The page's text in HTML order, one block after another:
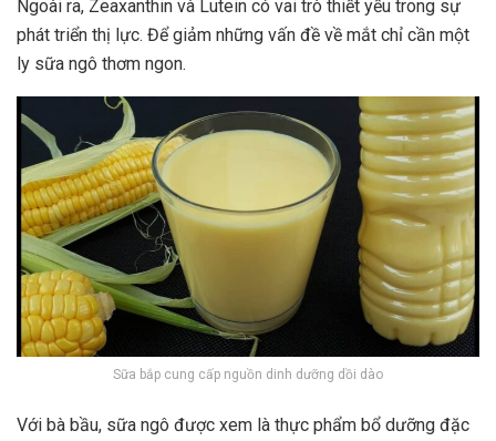
Ngoài ra, Zeaxanthin và Lutein có vai trò thiết yếu trong sự
phát triển thị lực. Để giảm những vấn đề về mắt chỉ cần một
ly sữa ngô thơm ngon.
Sữa bắp cung cấp nguồn dinh dưỡng dồi dào
Với bà bầu, sữa ngô được xem là thực phẩm bổ dưỡng đặc